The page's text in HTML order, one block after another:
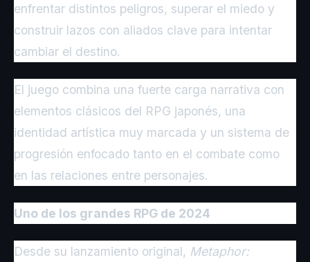
enfrentar distintos peligros, superar el miedo y
construir lazos con aliados clave para intentar
cambiar el destino.
El juego combina una fuerte carga narrativa con
elementos clásicos del RPG japonés, una
identidad artística muy marcada y un sistema de
progresión enfocado tanto en el combate como
en las relaciones entre personajes.
Uno de los grandes RPG de 2024
Desde su lanzamiento original, Metaphor: